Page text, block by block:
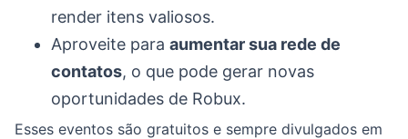
render itens valiosos.
Aproveite para aumentar sua rede de
contatos, o que pode gerar novas
oportunidades de Robux.
Esses eventos são gratuitos e sempre divulgados em